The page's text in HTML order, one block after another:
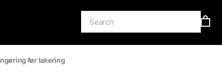
før lakering